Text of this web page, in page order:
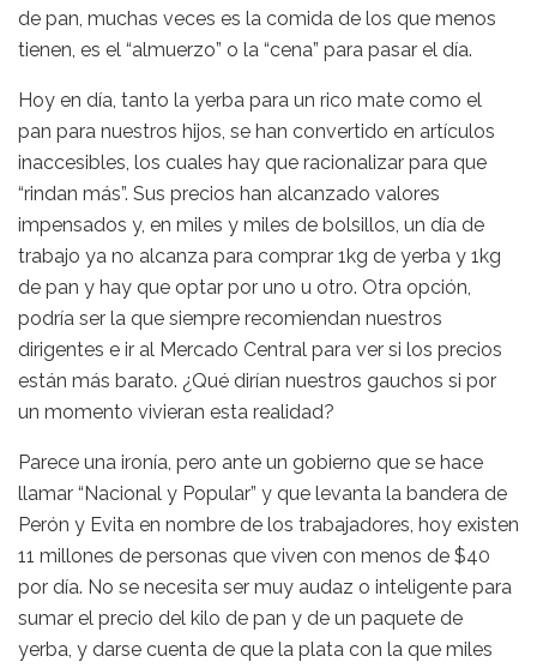
de pan, muchas veces es la comida de los que menos
tienen, es el “almuerzo” o la “cena” para pasar el día.
Hoy en día, tanto la yerba para un rico mate como el
pan para nuestros hijos, se han convertido en artículos
inaccesibles, los cuales hay que racionalizar para que
“rindan más”. Sus precios han alcanzado valores
impensados y, en miles y miles de bolsillos, un día de
trabajo ya no alcanza para comprar 1kg de yerba y 1kg
de pan y hay que optar por uno u otro. Otra opción,
podría ser la que siempre recomiendan nuestros
dirigentes e ir al Mercado Central para ver si los precios
están más barato. ¿Qué dirían nuestros gauchos si por
un momento vivieran esta realidad?
Parece una ironía, pero ante un gobierno que se hace
llamar “Nacional y Popular” y que levanta la bandera de
Perón y Evita en nombre de los trabajadores, hoy existen
11 millones de personas que viven con menos de $40
por día. No se necesita ser muy audaz o inteligente para
sumar el precio del kilo de pan y de un paquete de
yerba, y darse cuenta de que la plata con la que miles